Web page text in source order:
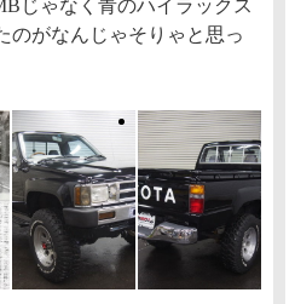
じゃなく青のハイラックス
のがなんじゃそりゃと思っ